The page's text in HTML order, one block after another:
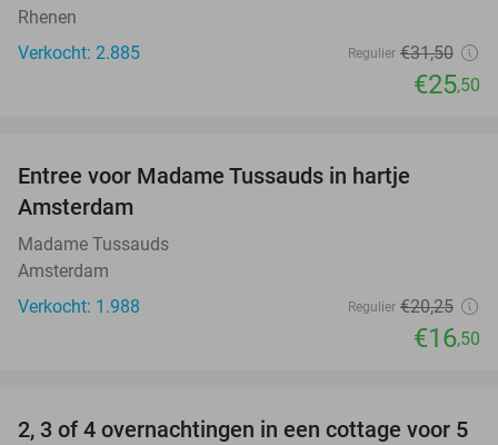
Rhenen
Verkocht: 2.885
Regulier €31,50
€25,50
Entree voor Madame Tussauds in hartje
Amsterdam
Madame Tussauds
Amsterdam
Verkocht: 1.988
Regulier €20,25
€16,50
2, 3 of 4 overnachtingen in een cottage voor 5